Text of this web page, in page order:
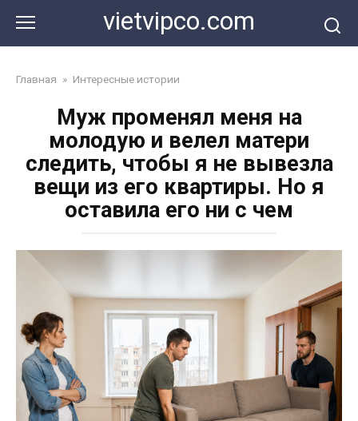
контенту
vietvipco.com
Главная » Интересные истории
Муж променял меня на
молодую и велел матери
следить, чтобы я не вывезла
вещи из его квартиры. Но я
оставила его ни с чем